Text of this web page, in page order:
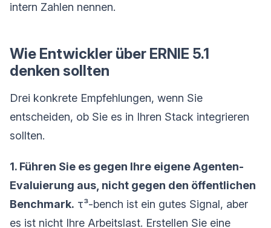
intern Zahlen nennen.
Wie Entwickler über ERNIE 5.1
denken sollten
Drei konkrete Empfehlungen, wenn Sie
entscheiden, ob Sie es in Ihren Stack integrieren
sollten.
1. Führen Sie es gegen Ihre eigene Agenten-
Evaluierung aus, nicht gegen den öffentlichen
Benchmark. τ³-bench ist ein gutes Signal, aber
es ist nicht Ihre Arbeitslast. Erstellen Sie eine